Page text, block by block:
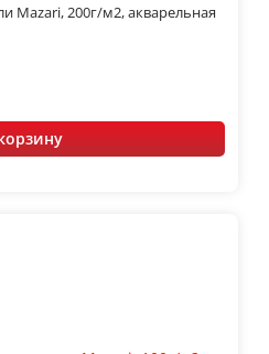
Mazari, 200г/м2, акварельная